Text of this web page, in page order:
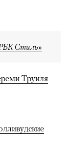
Стиль»
Труиля